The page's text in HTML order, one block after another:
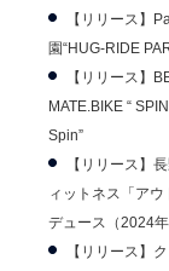
【リリース】
園“HUG-RIDE
【リリース】
MATE.BIKE “
Spin”
【リリース】
ィットネス「ア
デュース（2024年
【リリース】